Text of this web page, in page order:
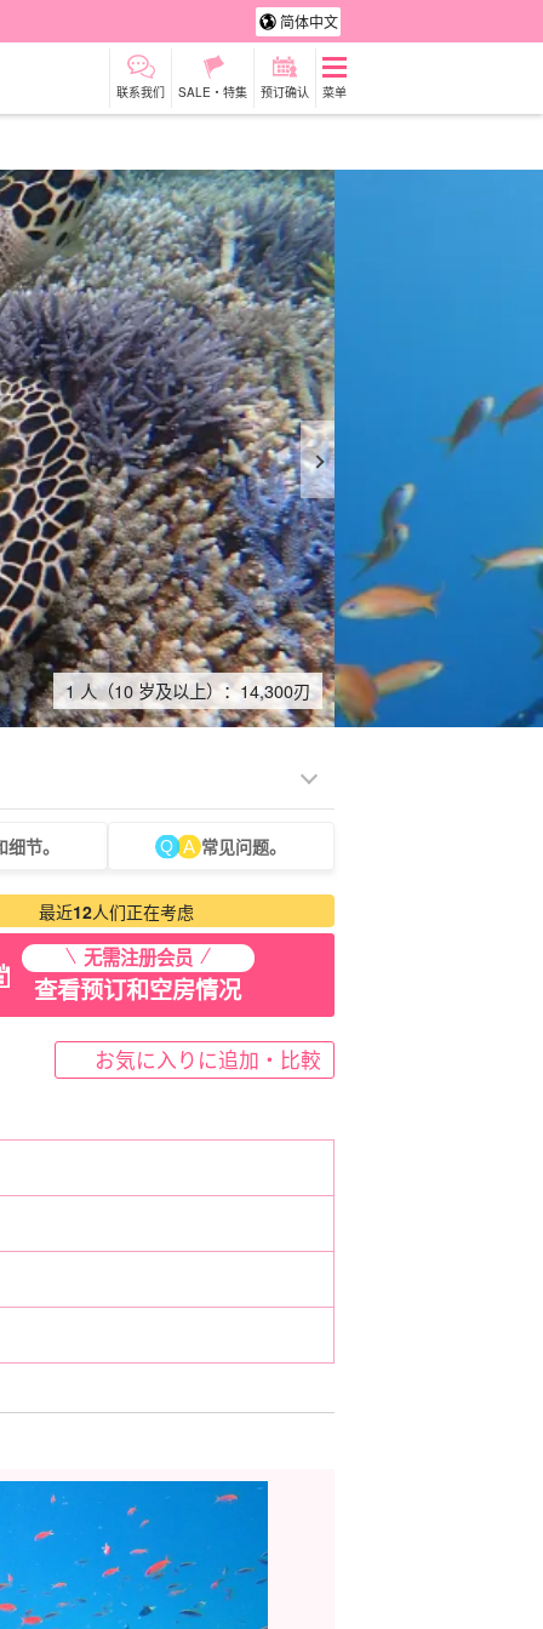
简体中文
联系我们 SALE・特集 预订确认 菜单
1 人（10 岁及以上）：14,300刃
车节。 常见问题。
最近12人们正在考虑
无需注册会员
查看预订和空房情况
お気に入りに追加・比較